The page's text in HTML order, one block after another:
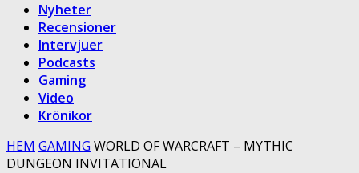
Nyheter
Recensioner
Intervjuer
Podcasts
Gaming
Video
Krönikor
HEM GAMING WORLD OF WARCRAFT – MYTHIC
DUNGEON INVITATIONAL